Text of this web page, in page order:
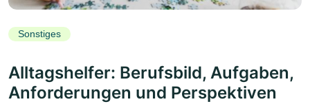
Sonstiges
Alltagshelfer: Berufsbild, Aufgaben,
Anforderungen und Perspektiven